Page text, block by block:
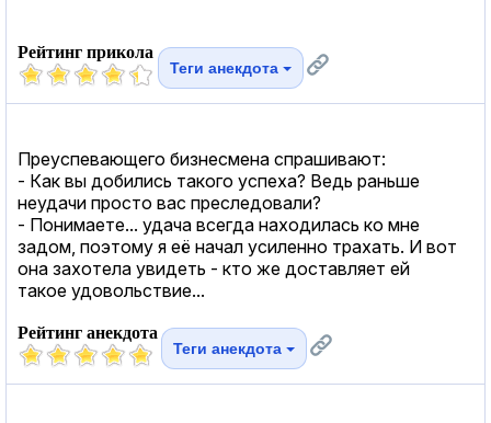
Рейтинг прикола
Теги анекдота
Преуспевающего бизнесмена спрашивают:
- Как вы добились такого успеха? Ведь раньше
неудачи просто вас преследовали?
- Понимаете... удача всегда находилась ко мне
задом, поэтому я её начал усиленно трахать. И вот
она захотела увидеть - кто же доставляет ей
такое удовольствие...
Рейтинг анекдота
Теги анекдота